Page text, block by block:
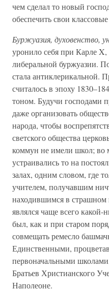
чем сделал то новый
обеспечить свои
Буржуазия, духовенство,
уронило себя при Карле
либеральной буржуазии.
стала антиклерикальной.
считалось в эпоху
тоном. Будучи господами
даже организовать
народа, чтобы
светского общества
коммун не имели школ; во
устраивались то на
залах, одним словом, где
учителем, получавшим
находившимся в страшном
являлся чаще всего
был, как и при старом
совмещать ремесло
Единственными,
первоначальными
Братьев Христианского
Наполеоне.